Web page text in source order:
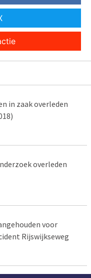
in zaak overleden
overleden
voor
Rijswijkseweg